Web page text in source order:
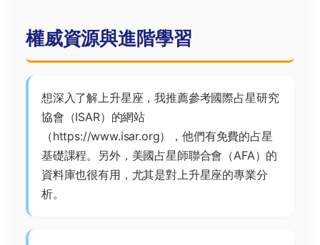
權威資源與進階學習
想深入了解上升星座，我推薦參考國際占星研究
協會（ISAR）的網站
（https://www.isar.org），他們有免費的占星
基礎課程。另外，美國占星師聯合會（AFA）的
資料庫也很有用，尤其是對上升星座的專業分
析。